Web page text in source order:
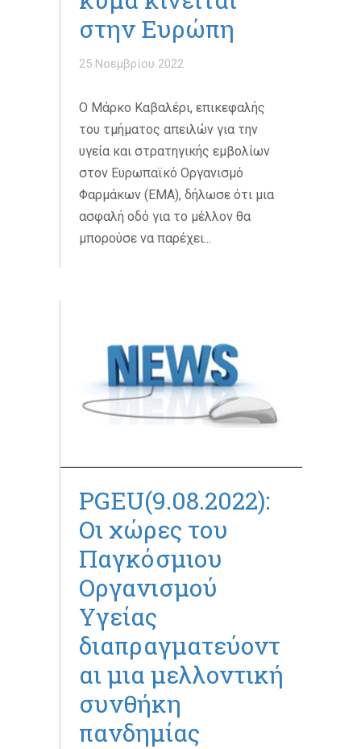
στην Ευρώπη
25 Νοεμβρίου 2022
O Μάρκο Καβαλέρι, επικεφαλής
του τμήματος απειλών για την
υγεία και στρατηγικής εμβολίων
στον Ευρωπαϊκό Οργανισμό
Φαρμάκων (EMA), δήλωσε ότι μια
ασφαλή οδό για το μέλλον θα
μπορούσε να παρέχει...
PGEU(9.08.2022):
Οι χώρες του
Παγκόσμιου
Οργανισμού
Υγείας
διαπραγματεύοντ
αι μια μελλοντική
συνθήκη
πανδημίας